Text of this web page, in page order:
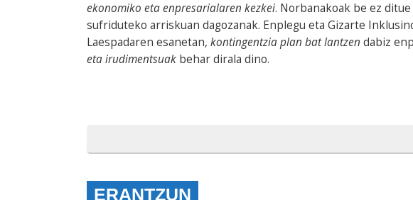
ekonomiko eta enpresarialaren kezkei. Norbanakoak be ez
sufriduteko arriskuan dagozanak. Enplegu eta Gizarte
Laespadaren esanetan, kontingentzia plan bat lantzen dabiz
eta irudimentsuak behar dirala dino.
ERANTZUN